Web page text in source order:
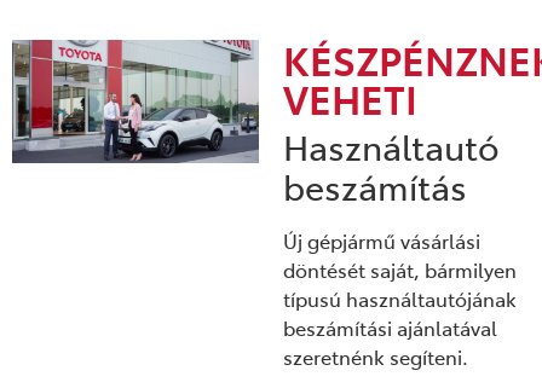
VEHETI
Használtautó
beszámítás
Új gépjármű vásárlási
döntését saját, bármilyen
típusú használtautójának
beszámítási ajánlatával
szeretnénk segíteni.